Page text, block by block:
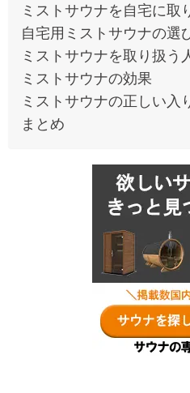
ミストサウナを自宅に取
自宅用ミストサウナの選
ミストサウナを取り扱う
ミストサウナの効果
ミストサウナの正しい入
まとめ